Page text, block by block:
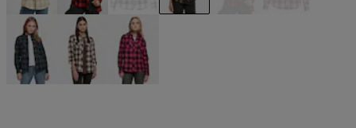
beige schwarzschwarz